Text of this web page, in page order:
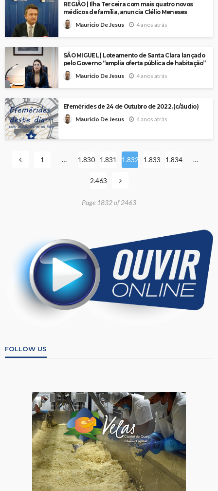
REGIÃO | Ilha Terceira com mais quatro novos
médicos de família, anuncia Clélio Meneses
Mauricio De Jesus 4 anos atrás
SÃO MIGUEL | Loteamento de Santa Clara lançado
pelo Governo “amplia oferta pública de habitação”
Mauricio De Jesus 4 anos atrás
Efemérides de 24 de Outubro de 2022. (c/áudio)
Mauricio De Jesus 4 anos atrás
1 … 1.830 1.831 1.832 1.833 1.834 …
2.463
Page 1832 of 2463
FOLLOW US